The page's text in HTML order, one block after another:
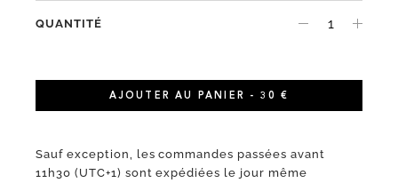
QUANTITÉ
AJOUTER AU PANIER - 30 €
Sauf exception, les commandes passées avant
11h30 (UTC+1) sont expédiées le jour même